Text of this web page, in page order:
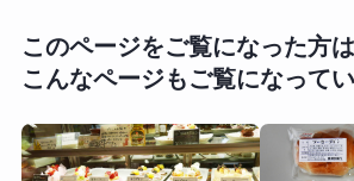
このページをご覧になった方は
こんなページもご覧になって